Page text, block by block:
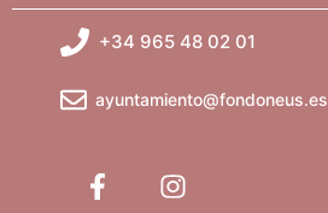
+34 965 48 02 01
ayuntamiento@fondoneus.es